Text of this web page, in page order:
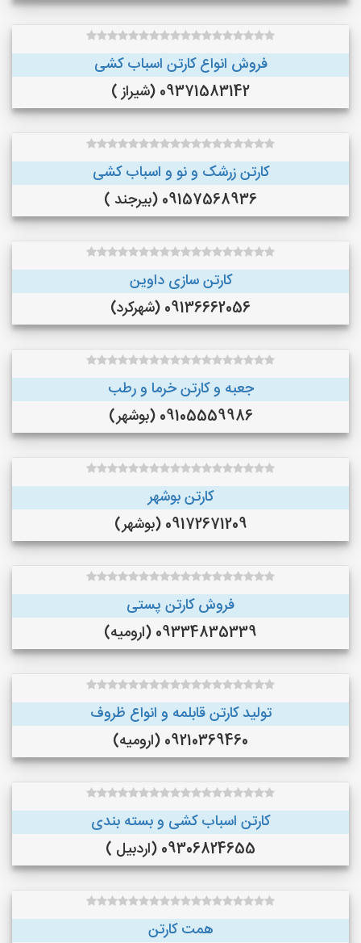
فروش انواع کارتن اسباب کشی
09371583142 (شیراز )
کارتن زرشک و نو و اسباب کشی
09157568936 (بیرجند )
کارتن سازی داوین
09136662056 (شهرکرد)
جعبه و کارتن خرما و‌ رطب
09105559986 (بوشهر)
کارتن بوشهر
09172671209 (بوشهر)
فروش کارتن پستی
09334835339 (ارومیه)
تولید کارتن قابلمه و انواع ظروف
09210369460 (ارومیه)
کارتن اسباب کشی و بسته بندی
09306824655 (اردبیل )
همت کارتن